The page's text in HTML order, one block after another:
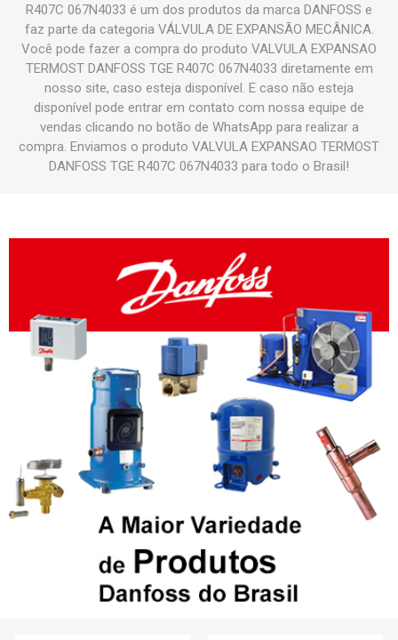
R407C 067N4033 é um dos produtos da marca DANFOSS e
faz parte da categoria VÁLVULA DE EXPANSÃO MECÂNICA.
Você pode fazer a compra do produto VALVULA EXPANSAO
TERMOST DANFOSS TGE R407C 067N4033 diretamente em
nosso site, caso esteja disponível. E caso não esteja
disponível pode entrar em contato com nossa equipe de
vendas clicando no botão de WhatsApp para realizar a
compra. Enviamos o produto VALVULA EXPANSAO TERMOST
DANFOSS TGE R407C 067N4033 para todo o Brasil!